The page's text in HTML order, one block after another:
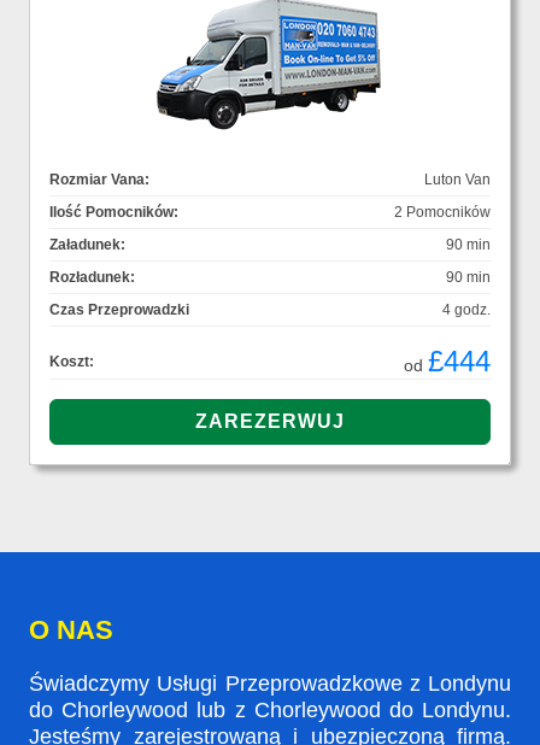
Rozmiar Vana:
Luton Van
Ilość Pomocników:
2 Pomocników
Załadunek:
90 min
Rozładunek:
90 min
Czas Przeprowadzki
4 godz.
Koszt: od £444
O NAS
Świadczymy Usługi Przeprowadzkowe z Londynu
do Chorleywood lub z Chorleywood do Londynu.
Jesteśmy zarejestrowaną i ubezpieczoną firmą.